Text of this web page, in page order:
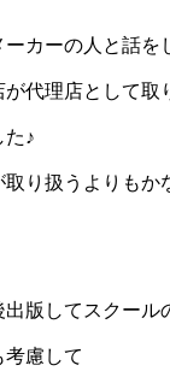
カーの人と話を
代理店として取
た♪
り扱うよりもか
版してスクール
慮して